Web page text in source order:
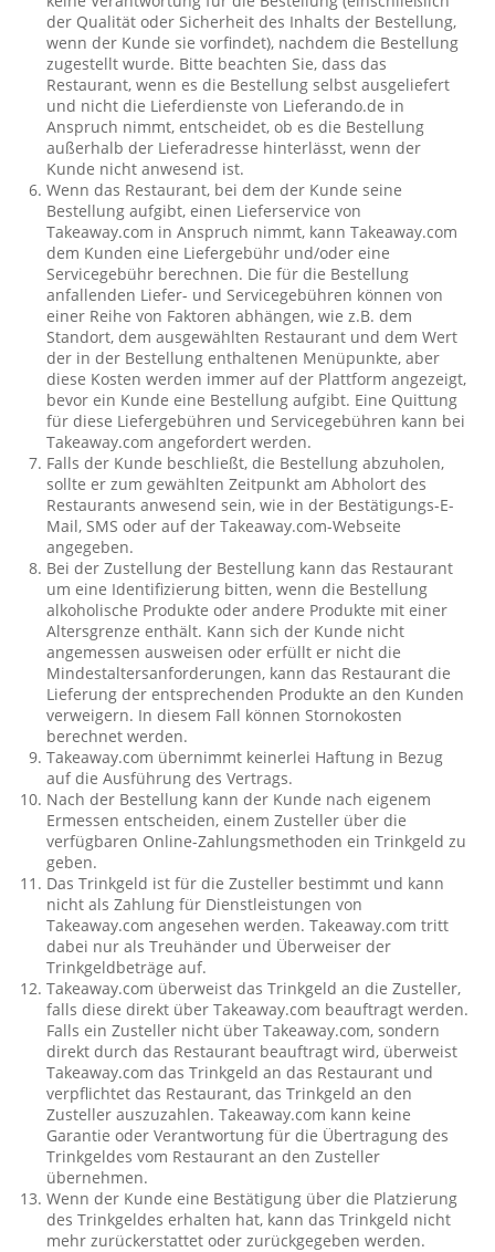
der Qualität oder Sicherheit des Inhalts der Bestellung,
wenn der Kunde sie vorfindet), nachdem die Bestellung
zugestellt wurde. Bitte beachten Sie, dass das
Restaurant, wenn es die Bestellung selbst ausgeliefert
und nicht die Lieferdienste von Lieferando.de in
Anspruch nimmt, entscheidet, ob es die Bestellung
außerhalb der Lieferadresse hinterlässt, wenn der
Kunde nicht anwesend ist.
Wenn das Restaurant, bei dem der Kunde seine
Bestellung aufgibt, einen Lieferservice von
Takeaway.com in Anspruch nimmt, kann Takeaway.com
dem Kunden eine Liefergebühr und/oder eine
Servicegebühr berechnen. Die für die Bestellung
anfallenden Liefer- und Servicegebühren können von
einer Reihe von Faktoren abhängen, wie z.B. dem
Standort, dem ausgewählten Restaurant und dem Wert
der in der Bestellung enthaltenen Menüpunkte, aber
diese Kosten werden immer auf der Plattform angezeigt,
bevor ein Kunde eine Bestellung aufgibt. Eine Quittung
für diese Liefergebühren und Servicegebühren kann bei
Takeaway.com angefordert werden.
Falls der Kunde beschließt, die Bestellung abzuholen,
sollte er zum gewählten Zeitpunkt am Abholort des
Restaurants anwesend sein, wie in der Bestätigungs-E-
Mail, SMS oder auf der Takeaway.com-Webseite
angegeben.
Bei der Zustellung der Bestellung kann das Restaurant
um eine Identifizierung bitten, wenn die Bestellung
alkoholische Produkte oder andere Produkte mit einer
Altersgrenze enthält. Kann sich der Kunde nicht
angemessen ausweisen oder erfüllt er nicht die
Mindestaltersanforderungen, kann das Restaurant die
Lieferung der entsprechenden Produkte an den Kunden
verweigern. In diesem Fall können Stornokosten
berechnet werden.
Takeaway.com übernimmt keinerlei Haftung in Bezug
auf die Ausführung des Vertrags.
Nach der Bestellung kann der Kunde nach eigenem
Ermessen entscheiden, einem Zusteller über die
verfügbaren Online-Zahlungsmethoden ein Trinkgeld zu
geben.
Das Trinkgeld ist für die Zusteller bestimmt und kann
nicht als Zahlung für Dienstleistungen von
Takeaway.com angesehen werden. Takeaway.com tritt
dabei nur als Treuhänder und Überweiser der
Trinkgeldbeträge auf.
Takeaway.com überweist das Trinkgeld an die Zusteller,
falls diese direkt über Takeaway.com beauftragt werden.
Falls ein Zusteller nicht über Takeaway.com, sondern
direkt durch das Restaurant beauftragt wird, überweist
Takeaway.com das Trinkgeld an das Restaurant und
verpflichtet das Restaurant, das Trinkgeld an den
Zusteller auszuzahlen. Takeaway.com kann keine
Garantie oder Verantwortung für die Übertragung des
Trinkgeldes vom Restaurant an den Zusteller
übernehmen.
Wenn der Kunde eine Bestätigung über die Platzierung
des Trinkgeldes erhalten hat, kann das Trinkgeld nicht
mehr zurückerstattet oder zurückgegeben werden.